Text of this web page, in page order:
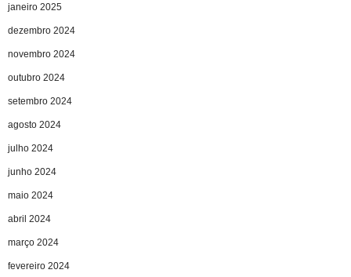
janeiro 2025
dezembro 2024
novembro 2024
outubro 2024
setembro 2024
agosto 2024
julho 2024
junho 2024
maio 2024
abril 2024
março 2024
fevereiro 2024